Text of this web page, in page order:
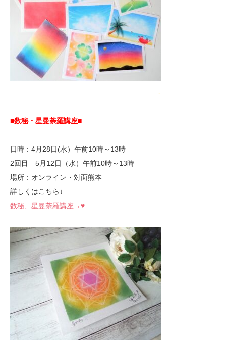
—————————————————————-
■数秘・星曼荼羅講座■
日時：4月28日(水）午前10時～13時
2回目 5月12日（水）午前10時～13時
場所：オンライン・対面熊本
詳しくはこちら↓
数秘、星曼荼羅講座→♥